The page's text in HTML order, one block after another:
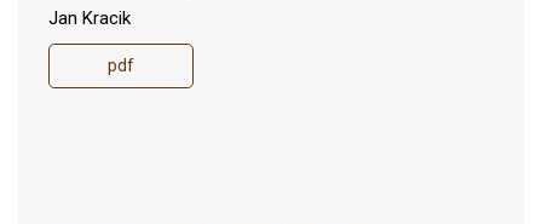
Jan Kracik
pdf